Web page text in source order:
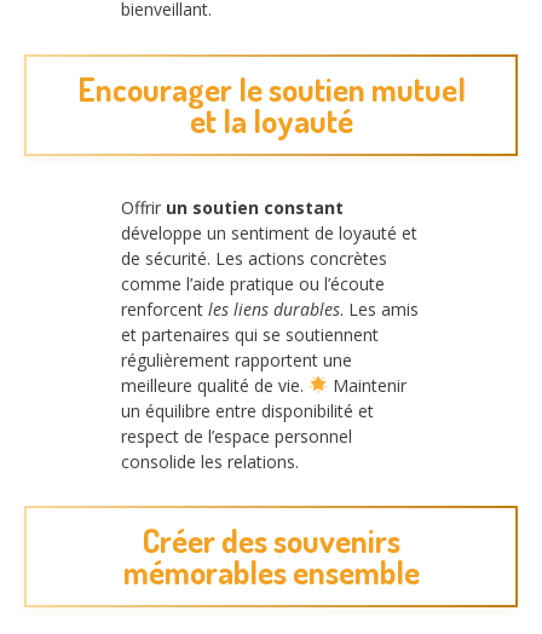
bienveillant.
Encourager le soutien mutuel
et la loyauté
Offrir un soutien constant
développe un sentiment de loyauté et
de sécurité. Les actions concrètes
comme l’aide pratique ou l’écoute
renforcent les liens durables. Les amis
et partenaires qui se soutiennent
régulièrement rapportent une
meilleure qualité de vie.
Maintenir
un équilibre entre disponibilité et
respect de l’espace personnel
consolide les relations.
Créer des souvenirs
mémorables ensemble